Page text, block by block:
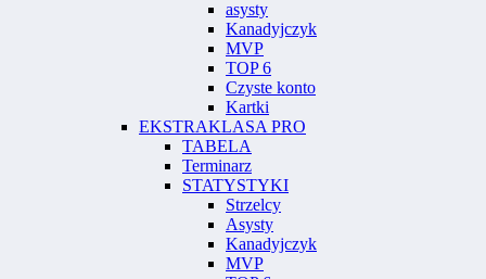
asysty
Kanadyjczyk
MVP
TOP 6
Czyste konto
Kartki
EKSTRAKLASA PRO
TABELA
Terminarz
STATYSTYKI
Strzelcy
Asysty
Kanadyjczyk
MVP